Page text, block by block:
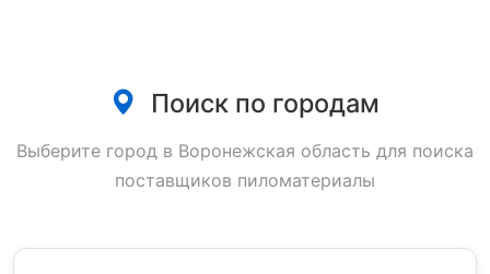
Поиск по городам
Выберите город в Воронежская область для поиска
поставщиков пиломатериалы